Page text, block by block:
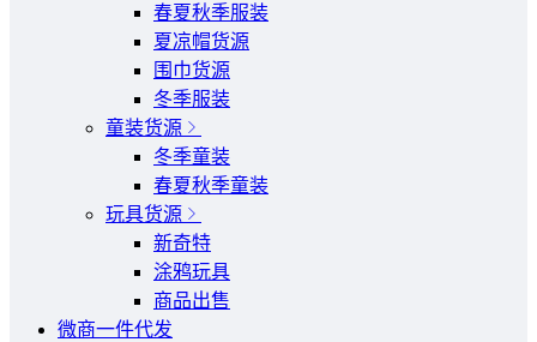
春夏秋季服装
夏凉帽货源
围巾货源
冬季服装
童装货源
冬季童装
春夏秋季童装
玩具货源
新奇特
涂鸦玩具
商品出售
微商一件代发